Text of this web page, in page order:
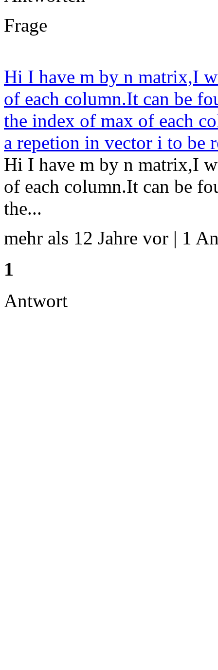
Frage
Hi I have m by n matrix,I
of each column.It can be
the index of max of each
a repetion in vector i to be
Hi I have m by n matrix,I
of each column.It can be
the...
mehr als 12 Jahre vor | 1
1
Antwort